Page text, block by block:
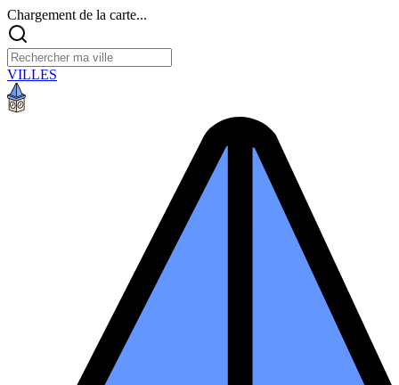
Chargement de la carte...
VILLES